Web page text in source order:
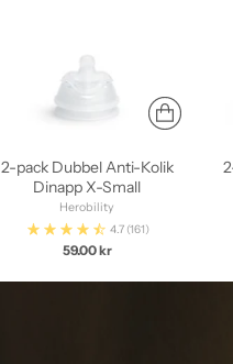
2-pack Dubbel Anti-Kolik
Dinapp X-Small
Herobility
4.7 (161)
59.00 kr